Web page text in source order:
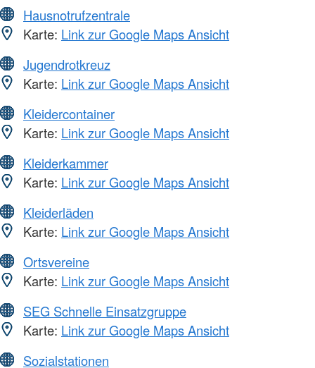
Hausnotrufzentrale
Karte: Link zur Google Maps Ansicht
Jugendrotkreuz
Karte: Link zur Google Maps Ansicht
Kleidercontainer
Karte: Link zur Google Maps Ansicht
Kleiderkammer
Karte: Link zur Google Maps Ansicht
Kleiderläden
Karte: Link zur Google Maps Ansicht
Ortsvereine
Karte: Link zur Google Maps Ansicht
SEG Schnelle Einsatzgruppe
Karte: Link zur Google Maps Ansicht
Sozialstationen